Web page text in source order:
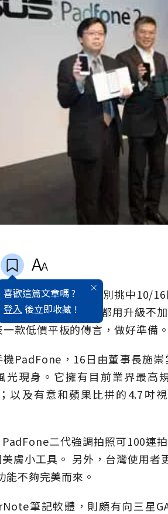
喜歡這篇文章嗎 ?
登入 後立即收藏 !
廠華碩、HTC，分別挑中10/
妙，卻很有默契地都用升級不
款低價平板的傳言，做好準備。
PadFone，16日由董事長施
光現身。它擁有目前業界最高
以及有意和蘋果比拼的4.7吋
二代強調拍照可100連
膚小工具。 另外，台灣使用
能不夠完美而來。
筆記軟體，則頗有向三星